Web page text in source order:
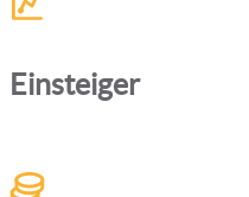
Einsteiger